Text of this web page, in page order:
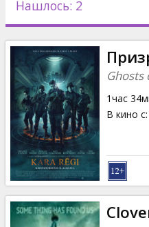
Новости
Подарки
Кинозакуски
B2B
Клуб
Нашлось: 2
Ghosts
1час
В кино с: